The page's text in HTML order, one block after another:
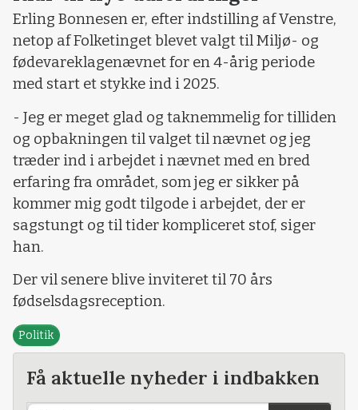
Erling Bonnesen er, efter indstilling af Venstre,
netop af Folketinget blevet valgt til Miljø- og
fødevareklagenævnet for en 4-årig periode
med start et stykke ind i 2025.
- Jeg er meget glad og taknemmelig for tilliden
og opbakningen til valget til nævnet og jeg
træder ind i arbejdet i nævnet med en bred
erfaring fra området, som jeg er sikker på
kommer mig godt tilgode i arbejdet, der er
sagstungt og til tider kompliceret stof, siger
han.
Der vil senere blive inviteret til 70 års
fødselsdagsreception.
Politik
Få aktuelle nyheder i indbakken